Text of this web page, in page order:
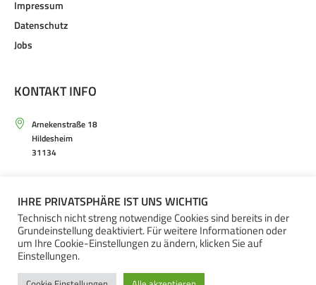
Impressum
Datenschutz
Jobs
KONTAKT INFO
Arnekenstraße 18
Hildesheim
31134
+49(0)5121 – 20 66 30
IHRE PRIVATSPHÄRE IST UNS WICHTIG
Technisch nicht streng notwendige Cookies sind bereits in der
Grundeinstellung deaktiviert. Für weitere Informationen oder
um Ihre Cookie-Einstellungen zu ändern, klicken Sie auf
Einstellungen.